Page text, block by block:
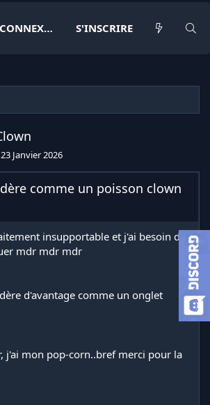
CONNEXION S'INSCRIRE
D
e
é
b
23 Janvier 2026
comme un poisson clown
insupportable et j'ai besoin de
mdr mdr mdr
d'avantage comme un onglet
j'ai mon pop-corn..bref merci pour la